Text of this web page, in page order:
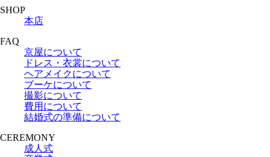
SHOP
本店
FAQ
京屋について
ドレス・衣裳について
ヘアメイクについて
ブーケについて
撮影について
費用について
結婚式の準備について
CEREMONY
成人式